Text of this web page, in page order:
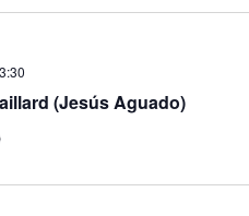
(Jesús Aguado)